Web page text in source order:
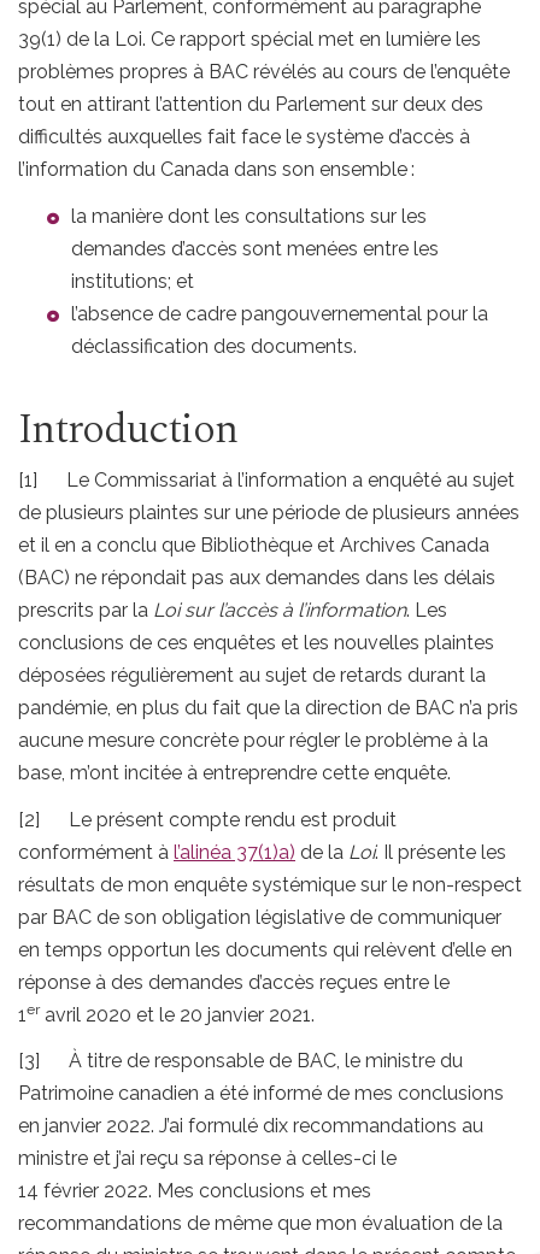
spécial au Parlement, conformément au paragraphe
39(1) de la Loi. Ce rapport spécial met en lumière les
problèmes propres à BAC révélés au cours de l’enquête
tout en attirant l’attention du Parlement sur deux des
difficultés auxquelles fait face le système d’accès à
l’information du Canada dans son ensemble :
la manière dont les consultations sur les
demandes d’accès sont menées entre les
institutions; et
l’absence de cadre pangouvernemental pour la
déclassification des documents.
Introduction
[1] Le Commissariat à l’information a enquêté au sujet
de plusieurs plaintes sur une période de plusieurs années
et il en a conclu que Bibliothèque et Archives Canada
(BAC) ne répondait pas aux demandes dans les délais
prescrits par la Loi sur l’accès à l’information. Les
conclusions de ces enquêtes et les nouvelles plaintes
déposées régulièrement au sujet de retards durant la
pandémie, en plus du fait que la direction de BAC n’a pris
aucune mesure concrète pour régler le problème à la
base, m’ont incitée à entreprendre cette enquête.
[2] Le présent compte rendu est produit
conformément à l’alinéa 37(1)a) de la Loi. Il présente les
résultats de mon enquête systémique sur le non-respect
par BAC de son obligation législative de communiquer
en temps opportun les documents qui relèvent d’elle en
réponse à des demandes d’accès reçues entre le
1eravril 2020 et le 20 janvier 2021.
[3] À titre de responsable de BAC, le ministre du
Patrimoine canadien a été informé de mes conclusions
en janvier 2022. J’ai formulé dix recommandations au
ministre et j’ai reçu sa réponse à celles-ci le
14 février 2022. Mes conclusions et mes
recommandations de même que mon évaluation de la